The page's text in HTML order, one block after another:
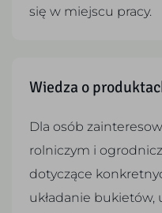
się w miejscu pracy.
Wiedza o
Dla osób
rolniczym i
dotyczące
układanie bukietów,